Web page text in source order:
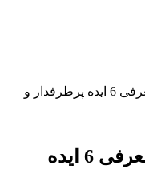
موضوع های ترند یوتیوب, معرفی 6 ایده پرطرفدار و
موضوع های ترند یوتیوب, معرفی 6 ایده